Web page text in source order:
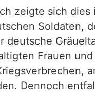
zeigte sich dies
Soldaten,
deutsche
Frauen
Dennoch